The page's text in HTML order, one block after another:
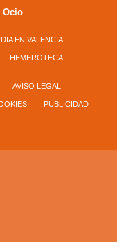
Ocio
EN VALENCIA
HEMEROTECA
AVISO LEGAL
PUBLICIDAD